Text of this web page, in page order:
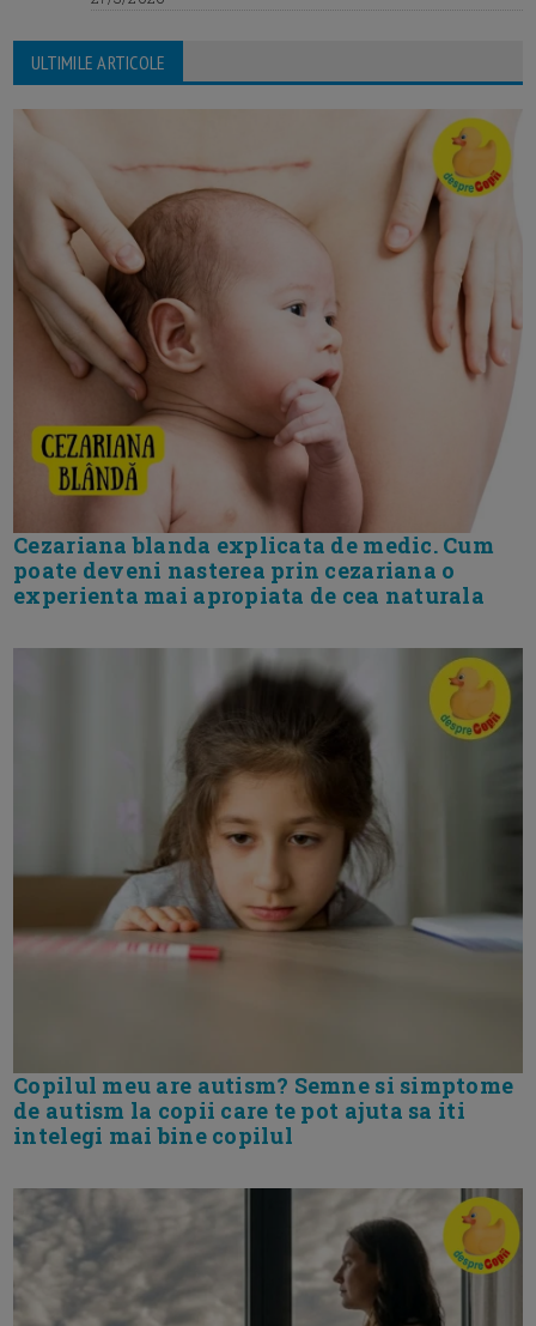
ULTIMILE ARTICOLE
Cezariana blanda explicata de medic. Cum
poate deveni nasterea prin cezariana o
experienta mai apropiata de cea naturala
Copilul meu are autism? Semne si simptome
de autism la copii care te pot ajuta sa iti
intelegi mai bine copilul